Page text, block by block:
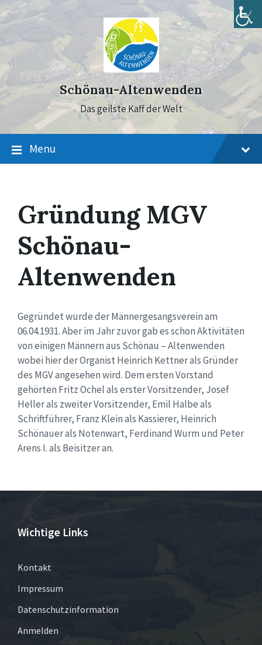
to
content
to
main
navigation
to
footer
Schönau-Altenwenden
Das geilste Kaff der Welt
Menu
Gründung MGV
Schönau-
Altenwenden
Gegründet wurde der Männergesangsverein am
06.04.1931. Aber im Jahr zuvor gab es schon Aktivitäten
von einigen Männern aus Schönau – Altenwenden
wobei hier der Organist Heinrich Kettner als Gründer
des MGV angesehen wird. Dem ersten Vorstand
gehörten Fritz Ochel als erster Vorsitzender, Josef
Heller als zweiter Vorsitzender, Emil Halbe als
Schriftführer, Franz Klein als Kassierer, Heinrich
Schönauer als Notenwart, Ferdinand Wurm und Peter
Arens I. als Beisitzer an.
Wichtige Links
Kontakt
Impressum
Datenschutzinformation
Anmelden